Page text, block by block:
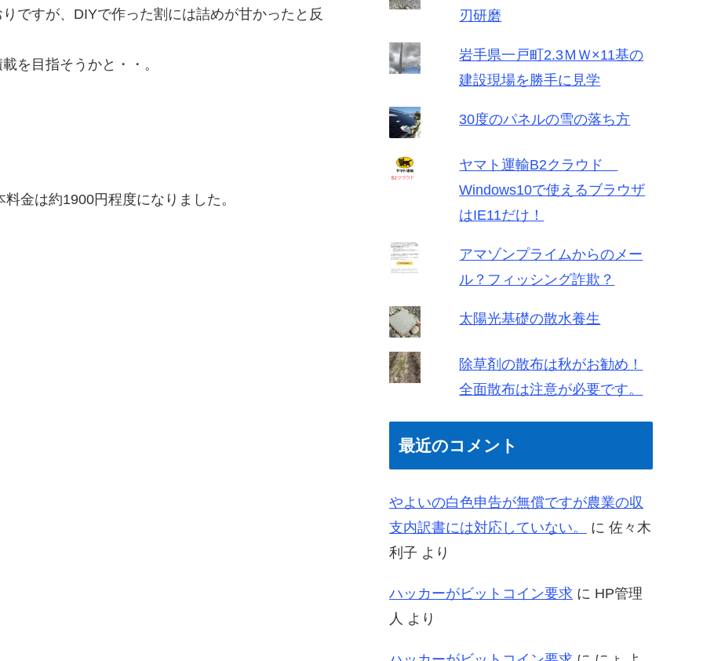
ですが、DIYで作った割には詰めが甘かったと反
を目指そうかと・・。
金は約1900円程度になりました。
刃研磨
岩手県一戸町2.3ＭＷ×11基の
建設現場を勝手に見学
30度のパネルの雪の落ち方
ヤマト運輸B2クラウド
Windows10で使えるブラウザ
はIE11だけ！
アマゾンプライムからのメー
ル？フィッシング詐欺？
太陽光基礎の散水養生
除草剤の散布は秋がお勧め！
全面散布は注意が必要です。
最近のコメント
やよいの白色申告が無償ですが農業の収
支内訳書には対応していない。
に 佐々木
利子 より
ハッカーがビットコイン要求 に HP管理
人 より